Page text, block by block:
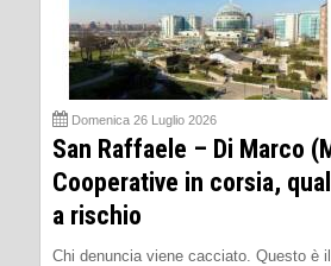
Domenica 26 Luglio 2026
San Raffaele – Di Marco
Cooperative in corsia,
a rischio
Chi denuncia viene cacciato. Questo è